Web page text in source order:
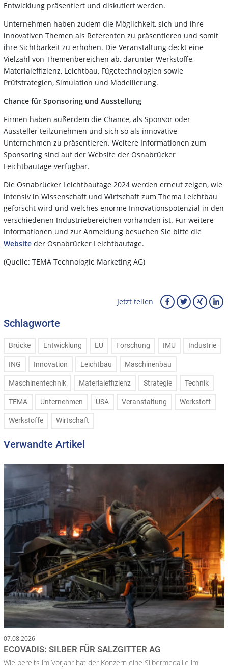
Entwicklung präsentiert und diskutiert werden.
Unternehmen haben zudem die Möglichkeit, sich und ihre
innovativen Themen als Referenten zu präsentieren und somit
ihre Sichtbarkeit zu erhöhen. Die Veranstaltung deckt eine
Vielzahl von Themenbereichen ab, darunter Werkstoffe,
Materialeffizienz, Leichtbau, Fügetechnologien sowie
Prüfstrategien, Simulation und Modellierung.
Chance für Sponsoring und Ausstellung
Firmen haben außerdem die Chance, als Sponsor oder
Aussteller teilzunehmen und sich so als innovative
Unternehmen zu präsentieren. Weitere Informationen zum
Sponsoring sind auf der Website der Osnabrücker
Leichtbautage verfügbar.
Die Osnabrücker Leichtbautage 2024 werden erneut zeigen, wie
intensiv in Wissenschaft und Wirtschaft zum Thema Leichtbau
geforscht wird und welches enorme Innovationspotenzial in den
verschiedenen Industriebereichen vorhanden ist. Für weitere
Informationen und zur Anmeldung besuchen Sie bitte die
Website der Osnabrücker Leichtbautage.
(Quelle: TEMA Technologie Marketing AG)
Jetzt teilen
Schlagworte
Brücke Entwicklung EU Forschung IMU Industrie
ING Innovation Leichtbau Maschinenbau
Maschinentechnik Materialeffizienz Strategie Technik
TEMA Unternehmen USA Veranstaltung Werkstoff
Werkstoffe Wirtschaft
Verwandte Artikel
07.08.2026
ECOVADIS: SILBER FÜR SALZGITTER AG
Wie bereits im Vorjahr hat der Konzern eine Silbermedaille im